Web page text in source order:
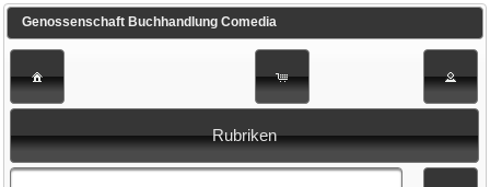
Genossenschaft Buchhandlung Comedia
Rubriken